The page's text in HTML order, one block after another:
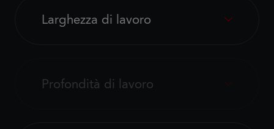
Larghezza di lavoro
Profondità di lavoro